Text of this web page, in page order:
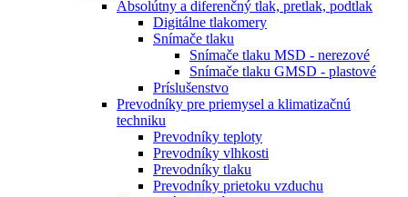
Absolútny a diferenčný tlak, pretlak, podtlak
Digitálne tlakomery
Snímače tlaku
Snímače tlaku MSD - nerezové
Snímače tlaku GMSD - plastové
Príslušenstvo
Prevodníky pre priemysel a klimatizačnú
techniku
Prevodníky teploty
Prevodníky vlhkosti
Prevodníky tlaku
Prevodníky prietoku vzduchu